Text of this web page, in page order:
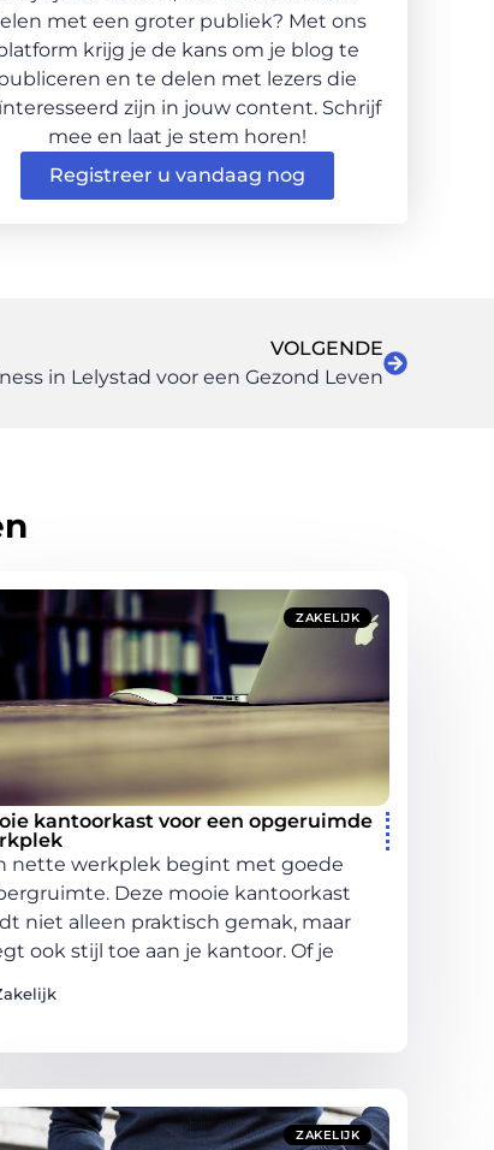
met een groter publiek? Met ons
krijg je de kans om je blog te
en te delen met lezers die
zijn in jouw content. Schrijf
mee en laat je stem horen!
Registreer u vandaag nog
VOLGENDE
in Lelystad voor een Gezond Leven
ZAKELIJK
kantoorkast voor een opgeruimde
nette werkplek begint met goede
Deze mooie kantoorkast
niet alleen praktisch gemak, maar
ook stijl toe aan je kantoor. Of je
ZAKELIJK